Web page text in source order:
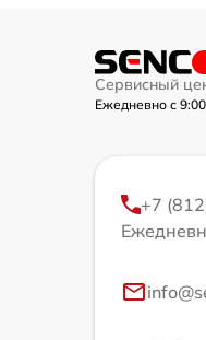
Сервисный
Ежедневно с
+7